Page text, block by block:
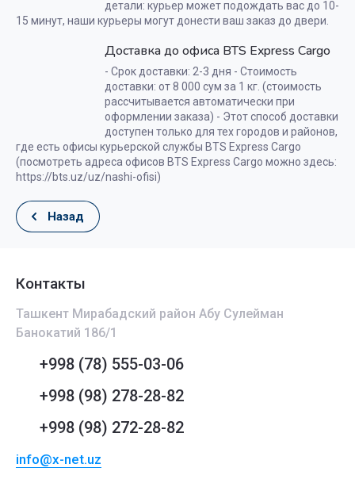
детали: курьер может подождать вас до 10-
15 минут, наши курьеры могут донести ваш заказ до двери.
Доставка до офиса BTS Express Cargo
- Срок доставки: 2-3 дня - Стоимость
доставки: от 8 000 сум за 1 кг. (стоимость
рассчитывается автоматически при
оформлении заказа) - Этот способ доставки
доступен только для тех городов и районов,
где есть офисы курьерской службы BTS Express Cargo
(посмотреть адреса офисов BTS Express Cargo можно здесь:
https://bts.uz/uz/nashi-ofisi)
Назад
Контакты
Ташкент Мирабадский район Абу Сулейман
Банокатий 186/1
+998 (78) 555-03-06
+998 (98) 278-28-82
+998 (98) 272-28-82
info@x-net.uz